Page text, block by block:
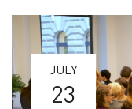
JULY
23